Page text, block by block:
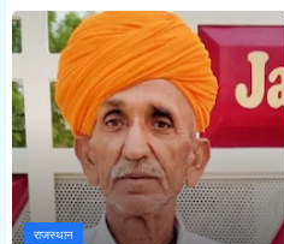
राजस्थान